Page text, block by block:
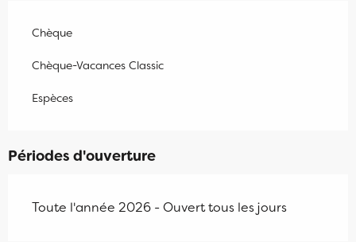
Chèque
Chèque-Vacances Classic
Espèces
Périodes d'ouverture
Toute l'année 2026 - Ouvert tous les jours